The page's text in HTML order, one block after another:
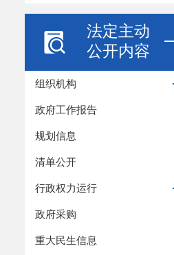
法定主动
公开内容
组织机构
政府工作报告
规划信息
清单公开
行政权力运行
政府采购
重大民生信息